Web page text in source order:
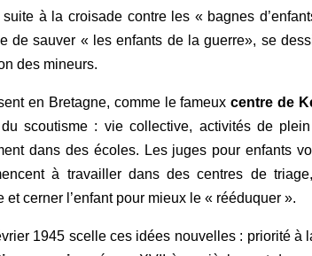
à la croisade contre les « bagnes
de sauver « les enfants de la guerre», se
des mineurs.
en Bretagne, comme le fameuxcentre de
du scoutisme : vie collective, activités de
dans des écoles. Les juges pour enfants
à travailler dans des centres de
et cerner l’enfant pour mieux le « rééduquer ».
1945 scelle ces idées nouvelles : priorité à